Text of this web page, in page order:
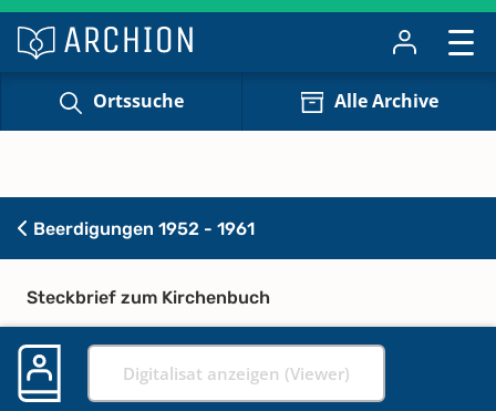
Ortssuche Alle Archive
Beerdigungen 1952 - 1961
Steckbrief zum Kirchenbuch
Digitalisat anzeigen (Viewer)